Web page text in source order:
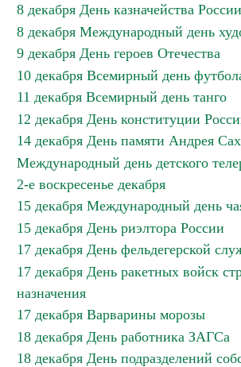
8 декабря День казначейства России
8 декабря Международный день
9 декабря День героев Отечества
10 декабря Всемирный день
11 декабря Всемирный день танго
12 декабря День конституции
14 декабря День памяти Андрея
Международный день детского
2-е воскресенье декабря
15 декабря Международный день
15 декабря День риэлтора России
17 декабря День фельдегерской
17 декабря День ракетных войск
назначения
17 декабря Варварины морозы
18 декабря День работника ЗАГСа
18 декабря День подразделений